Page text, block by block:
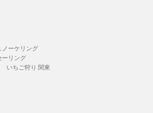
ノーケリング
ーリング
いちご狩り 関東